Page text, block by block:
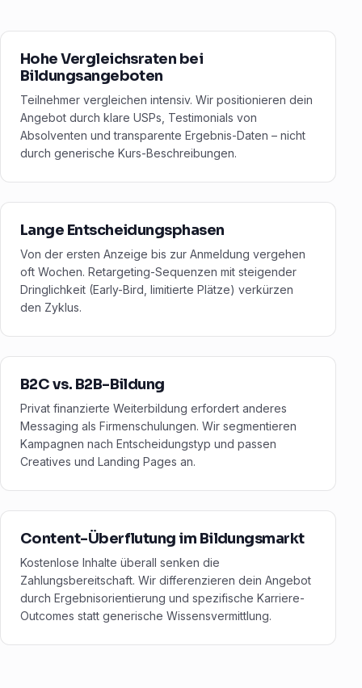
Hohe Vergleichsraten bei
Bildungsangeboten
Teilnehmer vergleichen intensiv. Wir positionieren dein
Angebot durch klare USPs, Testimonials von
Absolventen und transparente Ergebnis-Daten – nicht
durch generische Kurs-Beschreibungen.
Lange Entscheidungsphasen
Von der ersten Anzeige bis zur Anmeldung vergehen
oft Wochen. Retargeting-Sequenzen mit steigender
Dringlichkeit (Early-Bird, limitierte Plätze) verkürzen
den Zyklus.
B2C vs. B2B-Bildung
Privat finanzierte Weiterbildung erfordert anderes
Messaging als Firmenschulungen. Wir segmentieren
Kampagnen nach Entscheidungstyp und passen
Creatives und Landing Pages an.
Content-Überflutung im Bildungsmarkt
Kostenlose Inhalte überall senken die
Zahlungsbereitschaft. Wir differenzieren dein Angebot
durch Ergebnisorientierung und spezifische Karriere-
Outcomes statt generische Wissensvermittlung.